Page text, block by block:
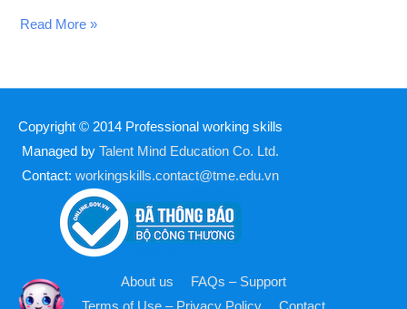
Read More »
Copyright © 2014 Professional working skills
Managed by Talent Mind Education Co. Ltd.
Contact: workingskills.contact@tme.edu.vn
About us
FAQs – Support